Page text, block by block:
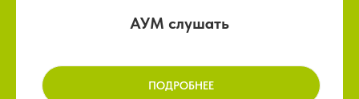
АУМ слушать
ПОДРОБНЕЕ